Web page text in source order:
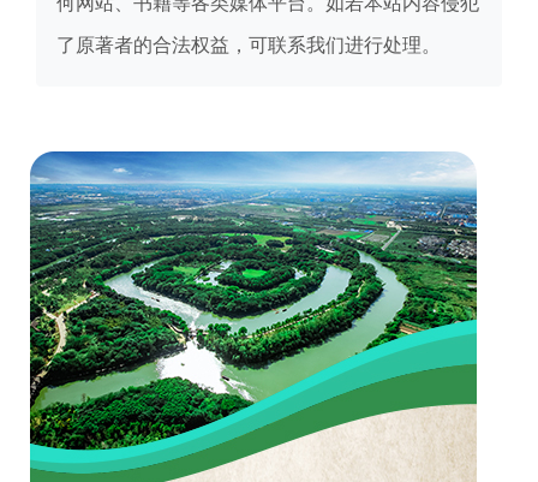
了原著者的合法权益，可联系我们进行处理。